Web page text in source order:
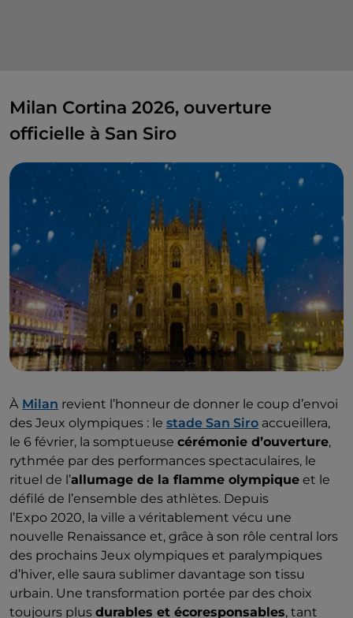
Milan Cortina 2026, ouverture
officielle à San Siro
À Milan revient l’honneur de donner le coup d’envoi
des Jeux olympiques : le stade San Siro accueillera,
le 6 février, la somptueuse cérémonie d’ouverture,
rythmée par des performances spectaculaires, le
rituel de l’allumage de la flamme olympique et le
défilé de l’ensemble des athlètes. Depuis
l’Expo 2020, la ville a véritablement vécu une
nouvelle Renaissance et, grâce à son rôle central lors
des prochains Jeux olympiques et paralympiques
d’hiver, elle saura sublimer davantage son tissu
urbain. Une transformation portée par des choix
toujours plus durables et écoresponsables, tant